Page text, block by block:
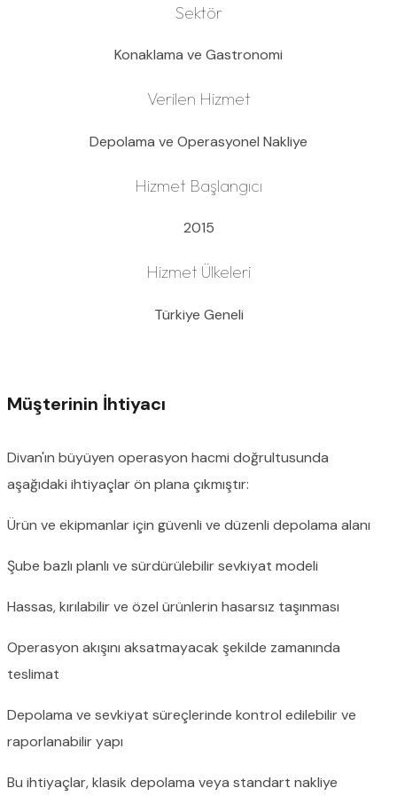
Sektör
Konaklama ve Gastronomi
Verilen Hizmet
Depolama ve Operasyonel Nakliye
Hizmet Başlangıcı
2015
Hizmet Ülkeleri
Türkiye Geneli
Müşterinin İhtiyacı
Divan'ın büyüyen operasyon hacmi doğrultusunda
aşağıdaki ihtiyaçlar ön plana çıkmıştır:
Ürün ve ekipmanlar için güvenli ve düzenli depolama alanı
Şube bazlı planlı ve sürdürülebilir sevkiyat modeli
Hassas, kırılabilir ve özel ürünlerin hasarsız taşınması
Operasyon akışını aksatmayacak şekilde zamanında
teslimat
Depolama ve sevkiyat süreçlerinde kontrol edilebilir ve
raporlanabilir yapı
Bu ihtiyaçlar, klasik depolama veya standart nakliye